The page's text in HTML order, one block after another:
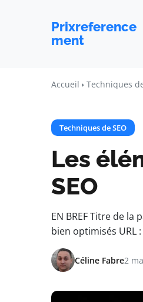
Prixreference
ment
Accueil Techniques
Techniques de SEO
Les
SEO
EN BREF Titre de
bien optimisés URL
Céline Fabre2